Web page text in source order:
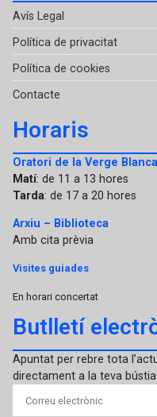
Avís Legal
Política de privacitat
Política de cookies
Contacte
Horaris
Oratori de la Verge
Matí: de 11 a 13 hores
Tarda: de 17 a 20 hores
Arxiu – Biblioteca
Amb cita prèvia
Visites guiades
En horari concertat
Butlletí
Apuntat per rebre tota
directament a la teva